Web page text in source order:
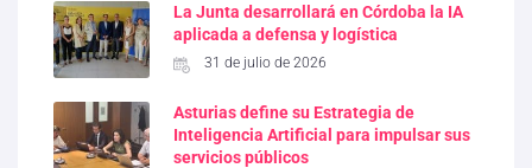
La Junta desarrollará en Córdoba la IA
aplicada a defensa y logística
31 de julio de 2026
Asturias define su Estrategia de
Inteligencia Artificial para impulsar sus
servicios públicos